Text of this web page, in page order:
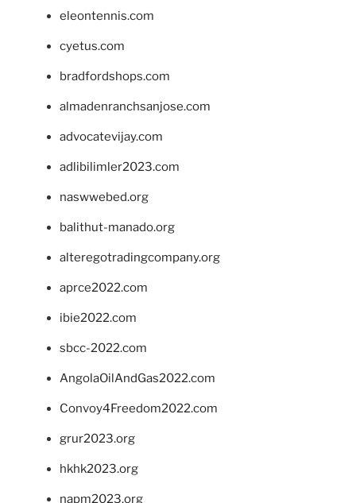
eleontennis.com
cyetus.com
bradfordshops.com
almadenranchsanjose.com
advocatevijay.com
adlibilimler2023.com
naswwebed.org
balithut-manado.org
alteregotradingcompany.org
aprce2022.com
ibie2022.com
sbcc-2022.com
AngolaOilAndGas2022.com
Convoy4Freedom2022.com
grur2023.org
hkhk2023.org
napm2023.org